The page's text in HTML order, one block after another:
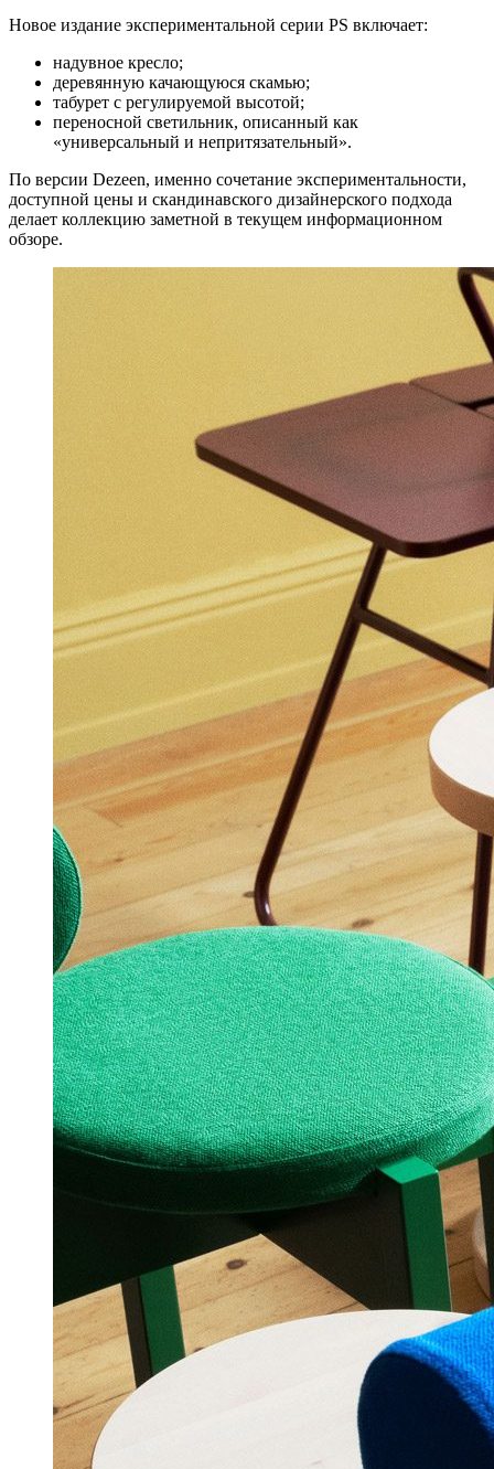
Новое издание экспериментальной серии PS включает:
надувное кресло;
деревянную качающуюся скамью;
табурет с регулируемой высотой;
переносной светильник, описанный как
«универсальный и непритязательный».
По версии Dezeen, именно сочетание экспериментальности,
доступной цены и скандинавского дизайнерского подхода
делает коллекцию заметной в текущем информационном
обзоре.